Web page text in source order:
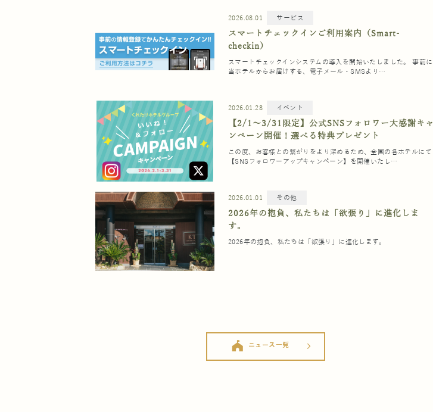
2026.08.01 サービス
スマートチェックインご利用案内（Smart-
checkin）
スマートチェックインシステムの導入を開始いたしました。 事前に
当ホテルからお届けする、電子メール・SMSより…
2026.01.28 イベント
【2/1〜3/31限定】公式SNSフォロワー大感謝キャ
ンペーン開催！選べる特典プレゼント
この度、お客様との繋がりをより深めるため、全国の各ホテルにて
【SNSフォロワーアップキャンペーン】を開催いたし…
2026.01.01 その他
2026年の抱負、私たちは「欲張り」に進化しま
す。
2026年の抱負、私たちは「欲張り」に進化します。
festival ニュース一覧 arrow_forward_ios